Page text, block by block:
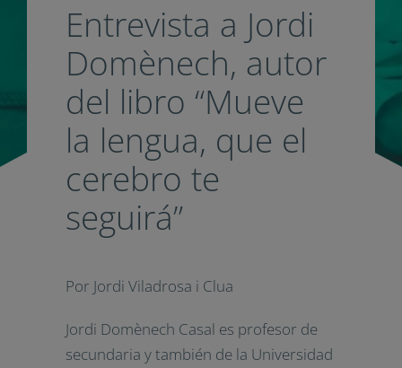
Entrevista a Jordi
Domènech, autor
del libro “Mueve
la lengua, que el
cerebro te
seguirá”
Por Jordi Viladrosa i Clua
Jordi Domènech Casal es profesor de
secundaria y también de la Universidad